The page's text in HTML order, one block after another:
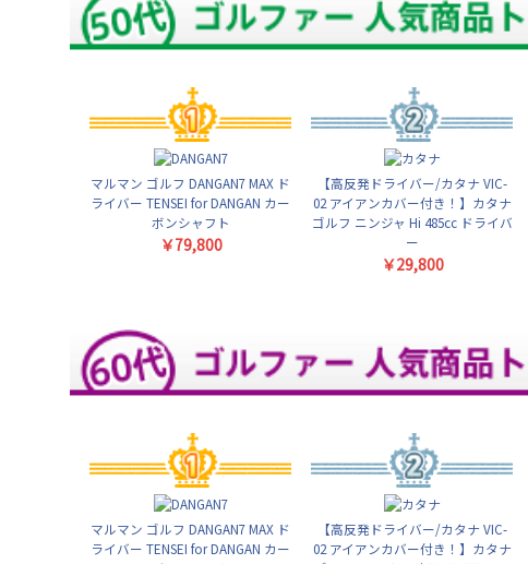
マルマン ゴルフ DANGAN7 MAX ド
ライバー TENSEI for DANGAN カー
ボンシャフト
￥79,800
【高反発ドライバー/カタナ VIC-
02 アイアンカバー付き！】カタナ
ゴルフ ニンジャ Hi 485cc ドライバ
ー
￥29,800
マルマン ゴルフ DANGAN7 MAX ド
ライバー TENSEI for DANGAN カー
【高反発ドライバー/カタナ VIC-
02 アイアンカバー付き！】カタナ